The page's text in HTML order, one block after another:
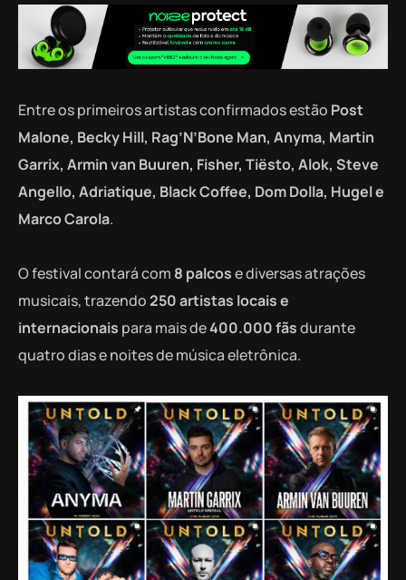
Entre os primeiros artistas confirmados estão Post
Malone, Becky Hill, Rag’N’Bone Man, Anyma, Martin
Garrix, Armin van Buuren, Fisher, Tiësto, Alok, Steve
Angello, Adriatique, Black Coffee, Dom Dolla, Hugel e
Marco Carola.
O festival contará com 8 palcose diversas atrações
musicais, trazendo250 artistas locais e
internacionais para mais de400.000 fãsdurante
quatro dias e noites de música eletrônica.